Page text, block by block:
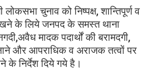
चुनाव को निष्पक्ष, शान्तिपूर्ण व
के लिये जनपद के समस्त थाना
मादक पदार्थों की बरामदगी,
और आपराधिक व अराजक तत्वों पर
के निर्देश दिये गये है।